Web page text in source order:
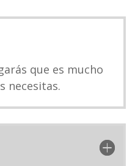
que es mucho
necesitas.